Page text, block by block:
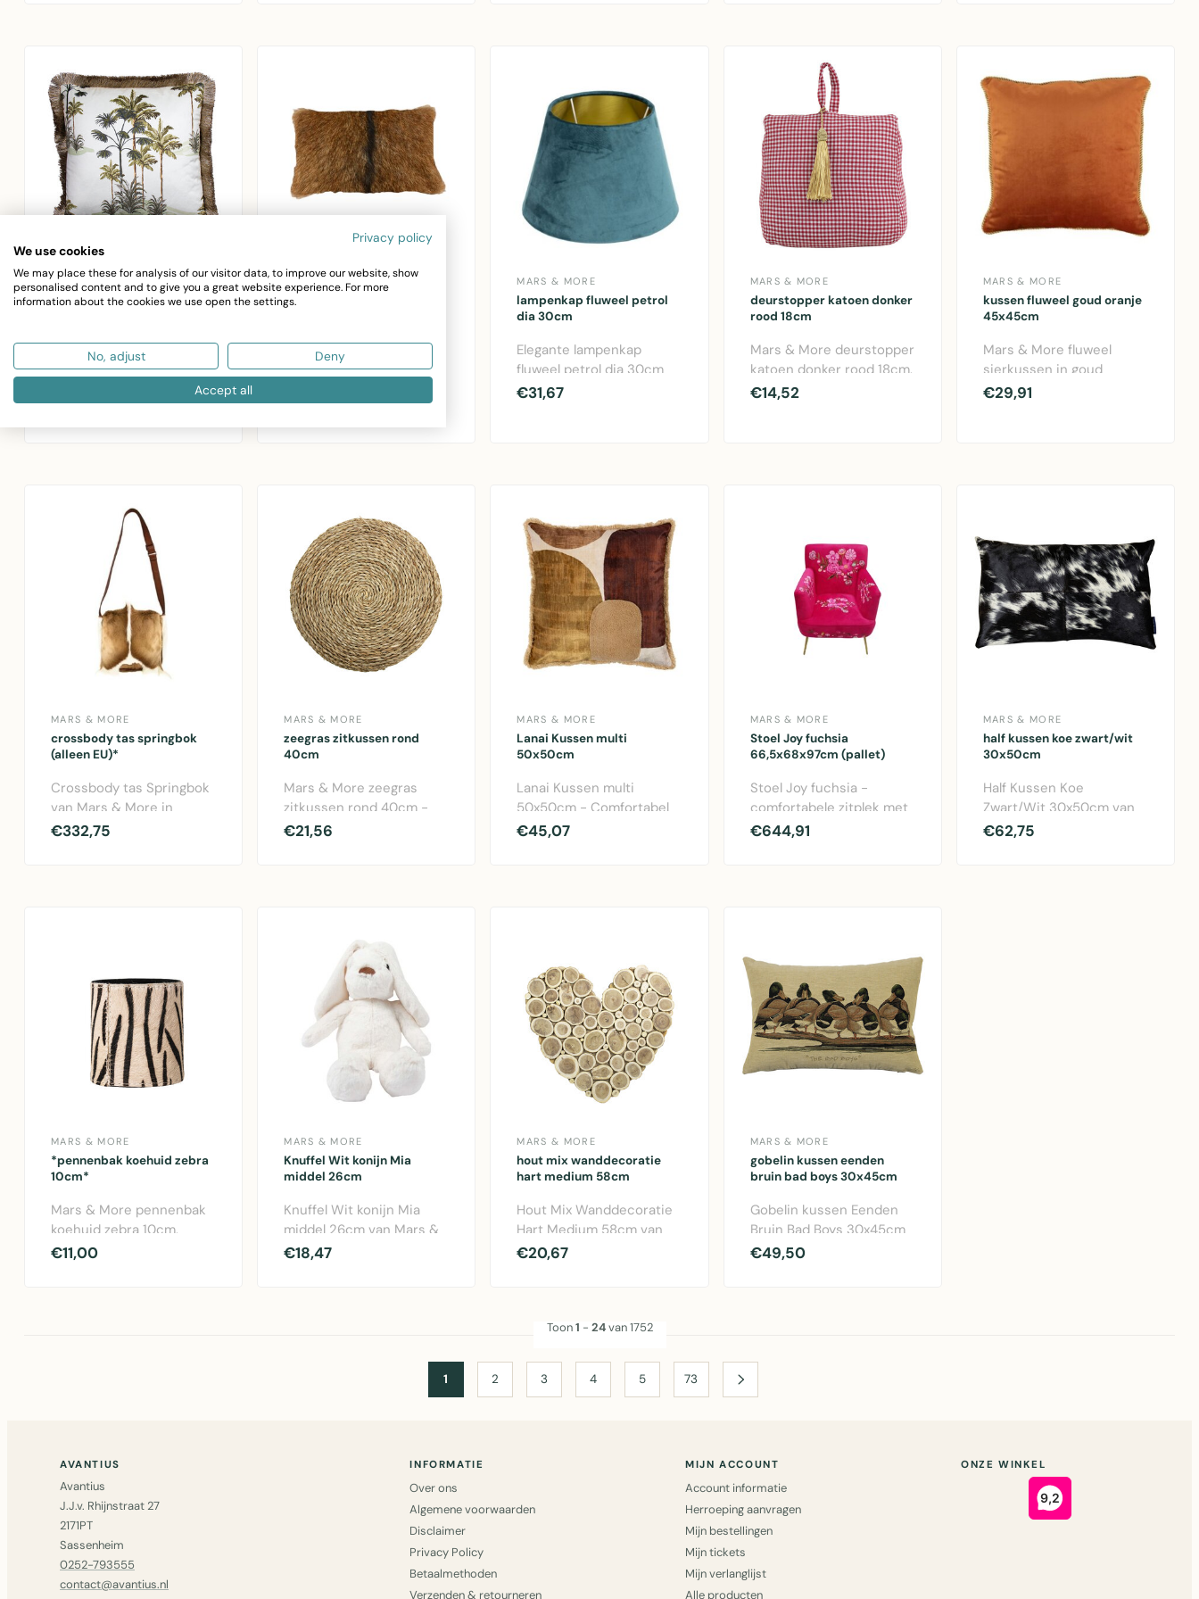
MARS & MORE
kussen fluweel gouden
Mars & More fluweel
sierkussen palmboom wit
45x45cm met gouden
franjes. Polyeste..
€34,30
MARS & MORE
kussen geit naturel
Mars & More geitenvacht
sierkussen in naturel
decoratief kussen v..
MARS & MORE
lampenkap fluweel petrol
dia 30cm
Elegante lampenkap
fluweel petrol dia 30cm
van Mars & More. Stijlvolle
€31,67
MARS & MORE
deurstopper katoen donker
rood 18cm
Mars & More deurstopper
katoen donker rood 18cm.
Praktische deurstop van
€14,52
MARS & MORE
kussen fluweel goud oranje
45x45cm
Mars & More fluweel
sierkussen in goud
oranje, 45x45cm. Luxe
€29,91
MARS & MORE
crossbody tas springbok
(alleen EU)*
Crossbody tas Springbok
van Mars & More in
multicolor vachten.
€332,75
MARS & MORE
zeegras zitkussen rond
40cm
Mars & More zeegras
zitkussen rond 40cm -
comfortabel zitcomfort
€21,56
MARS & MORE
Lanai Kussen multi
50x50cm
Lanai Kussen multi
50x50cm - Comfortabel
katoenen kussen in
€45,07
MARS & MORE
Stoel Joy fuchsia
66,5x68x97cm (pallet)
Stoel Joy fuchsia -
comfortabele zitplek met
katoen bekleding.
€644,91
MARS & MORE
half kussen koe zwart/wit
30x50cm
Half Kussen Koe
Zwart/Wit 30x50cm van
Mars & More. Stijlvol
€62,75
MARS & MORE
*pennenbak koehuid zebra
10cm*
Mars & More pennenbak
koehuid zebra 10cm.
Stijlvolle opberger met
€11,00
MARS & MORE
Knuffel Wit konijn Mia
middel 26cm
Knuffel Wit konijn Mia
middel 26cm van Mars &
More. Zachte polyester
€18,47
MARS & MORE
hout mix wanddecoratie
hart medium 58cm
Hout Mix Wanddecoratie
Hart Medium 58cm van
Mars & More. Warme
€20,67
MARS & MORE
gobelin kussen eenden
bruin bad boys 30x45cm
Gobelin kussen Eenden
Bruin Bad Boys 30x45cm
van Mars & More.
€49,50
Toon1 - 24van 1752
1 2 3 4 5 73
AVANTIUS
Avantius
J.J.v. Rhijnstraat 27
2171PT
Sassenheim
0252-793555
contact@avantius.nl
INFORMATIE
Over ons
Algemene voorwaarden
Disclaimer
Privacy Policy
Betaalmethoden
Verzenden & retourneren
MIJN ACCOUNT
Account informatie
Herroeping aanvragen
Mijn bestellingen
Mijn tickets
Mijn verlanglijst
Alle producten
ONZE WINKEL
Privacy policy
We use cookies
We may place these for analysis of our visitor data, to improve our website, show
personalised content and to give you a great website experience. For more
information about the cookies we use open the settings.
No, adjust Deny
Accept all